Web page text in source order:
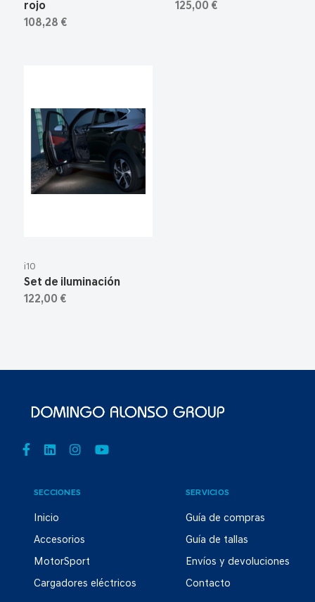
rojo
108,28 €
125,00 €
i10
Set de iluminación
122,00 €
SECCIONES
Inicio
Accesorios
MotorSport
Cargadores eléctricos
SERVICIOS
Guía de compras
Guía de tallas
Envíos y devoluciones
Contacto